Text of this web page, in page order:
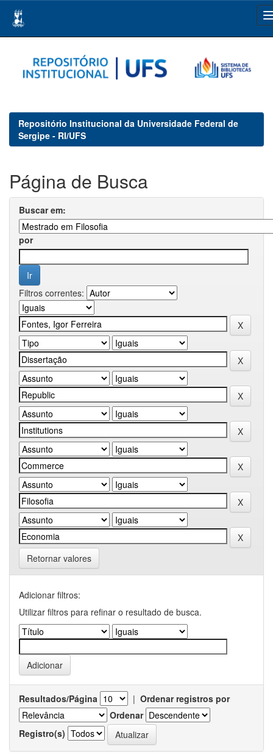
navigation
Repositório Institucional da Universidade Federal de
Sergipe - RI/UFS
Página de Busca
Buscar em:
por
Filtros correntes:
Retornar valores
Adicionar filtros:
Utilizar filtros para refinar o resultado de busca.
Resultados/Página | Ordenar registros por
Ordenar
Registro(s)